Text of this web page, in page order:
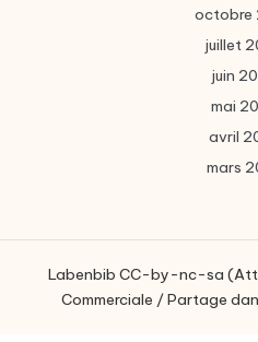
octobre
juillet
juin
mai
avril
mars
Labenbib CC-by-nc-sa
Commerciale / Partage